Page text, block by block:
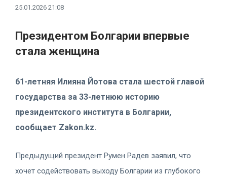
25.01.2026 21:08
Президентом Болгарии впервые
стала женщина
61-летняя Илияна Йотова стала шестой главой
государства за 33-летнюю историю
президентского института в Болгарии,
сообщает Zakon.kz.
Предыдущий президент Румен Радев заявил, что
хочет содействовать выходу Болгарии из глубокого